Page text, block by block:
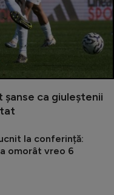
șanse ca giuleștenii
la conferință:
omorât vreo 6